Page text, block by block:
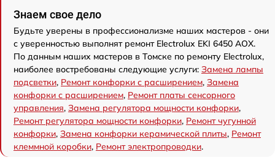
Знаем свое дело
Будьте уверены в профессионализме наших мастеров - они
с уверенностью выполнят ремонт Electrolux EKI 6450 AOX.
По данным наших мастеров в Томске по ремонту Electrolux,
наиболее востребованы следующие услуги: Замена лампы
подсветки, Ремонт конфорки с расширением, Замена
конфорки с расширением, Ремонт платы сенсорного
управления, Замена регулятора мощности конфорки,
Ремонт регулятора мощности конфорки, Ремонт чугунной
конфорки, Замена конфорки керамической плиты, Ремонт
клеммной коробки, Ремонт электропроводки.